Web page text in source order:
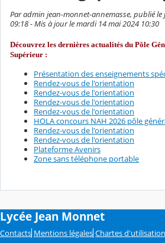
Par admin jean-monnet-annemasse, publié
09:18 - Mis à jour le mardi 14 mai 2024 10:30
Découvrez les dernières actualités du Pôle
Supérieur :
Présentation des enseignements
Rendez-vous de l'orientation
Rendez-vous de l'orientation
Rendez-vous de l'orientation
Rendez-vous de l'orientation
HOLA concours NAH 2026 pôle
Rendez-vous de l'orientation
Rendez-vous de l'orientation
Plateforme Avenirs
Zone sans téléphone portable
Lycée Jean Monnet
Contacts Mentions légales Chartes d'utilisation